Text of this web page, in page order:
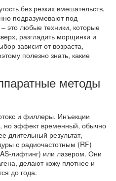
без резких вмешательств,
подразумевают под
это любые техники, которые
разгладить морщинки и
зависит от возраста,
полезно знать, какие
методы
и филлеры. Инъекции
но эффект временный, обычно
длительный результат,
с радиочастотным (RF)
или лазером. Они
делают кожу плотнее и
до года.